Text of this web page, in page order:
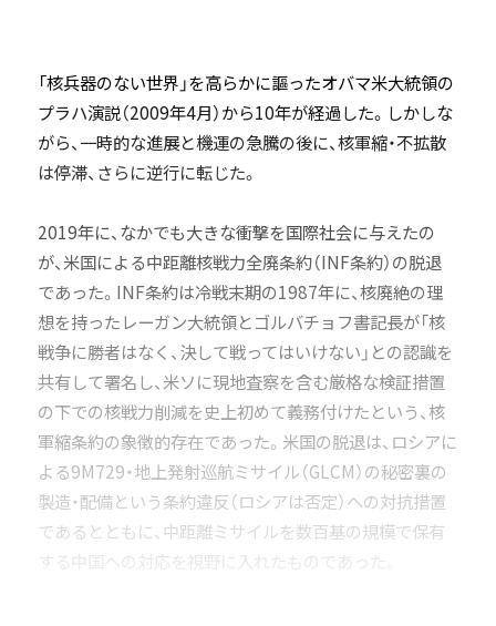
「核兵器のない世界」を高らかに謳ったオバマ米大統領の
プラハ演説（2009年4月）から10年が経過した。しかしな
がら、一時的な進展と機運の急騰の後に、核軍縮・不拡散
は停滞、さらに逆行に転じた。
2019年に、なかでも大きな衝撃を国際社会に与えたの
が、米国による中距離核戦力全廃条約（INF条約）の脱退
であった。INF条約は冷戦末期の1987年に、核廃絶の理
想を持ったレーガン大統領とゴルバチョフ書記長が「核
戦争に勝者はなく、決して戦ってはいけない」との認識を
共有して署名し、米ソに現地査察を含む厳格な検証措置
の下での核戦力削減を史上初めて義務付けたという、核
軍縮条約の象徴的存在であった。米国の脱退は、ロシアに
よる9M729・地上発射巡航ミサイル（GLCM）の秘密裏の
製造・配備という条約違反（ロシアは否定）への対抗措置
であるとともに、中距離ミサイルを数百基の規模で保有
する中国への対応を視野に入れたものであった。